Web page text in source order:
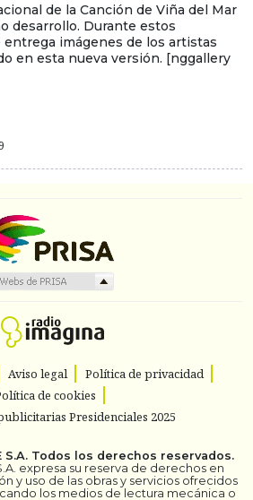
de la Canción de Viña del Mar
desarrollo. Durante estos
entrega imágenes de los artistas
en esta nueva versión. [nggallery
Aviso legal
Política de privacidad
de cookies
Presidenciales 2025
S.A. Todos los derechos reservados.
expresa su reserva de derechos en
y uso de las obras y servicios ofrecidos
los medios de lectura mecánica o